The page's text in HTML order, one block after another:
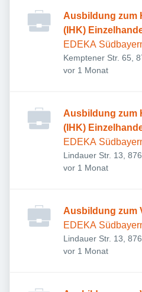
Ausbildung zum
(IHK)
EDEKA
Kemptener Str. 65,
Deutschland
Veröffentlicht
vor 1 Monat
Ausbildung zum
(IHK)
EDEKA
Lindauer Str. 13,
Deutschland
Veröffentlicht
vor 1 Monat
Ausbildung zum
EDEKA
Lindauer Str. 13,
Deutschland
Veröffentlicht
vor 1 Monat